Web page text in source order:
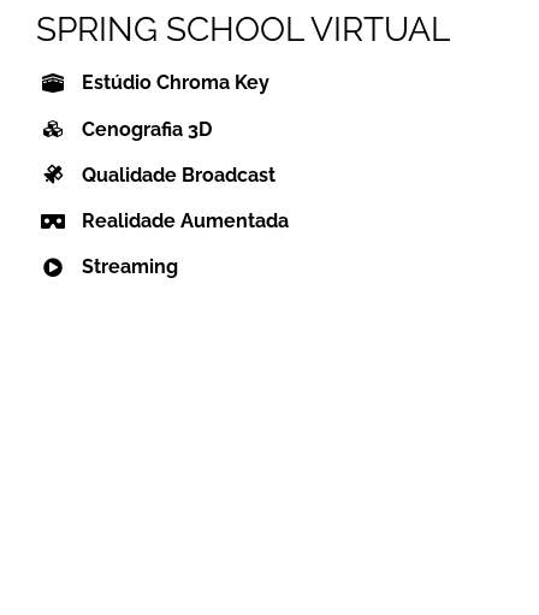
SPRING SCHOOL VIRTUAL
Estúdio Chroma Key
Cenografia 3D
Qualidade Broadcast
Realidade Aumentada
Streaming